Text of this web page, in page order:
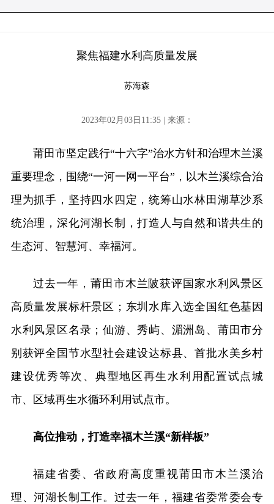
聚焦福建水利高质量发展
苏海森
2023年02月03日11:35 | 来源：
莆田市坚定践行“十六字”治水方针和治理木兰溪
重要理念，围绕“一河一网一平台”，以木兰溪综合治
理为抓手，坚持四水四定，统筹山水林田湖草沙系
统治理，深化河湖长制，打造人与自然和谐共生的
生态河、智慧河、幸福河。
过去一年，莆田市木兰陂获评国家水利风景区
高质量发展标杆景区；东圳水库入选全国红色基因
水利风景区名录；仙游、秀屿、湄洲岛、莆田市分
别获评全国节水型社会建设达标县、首批水美乡村
建设优秀等次、典型地区再生水利用配置试点城
市、区域再生水循环利用试点市。
高位推动，打造幸福木兰溪“新样板”
福建省委、省政府高度重视莆田市木兰溪治
理、河湖长制工作。过去一年，福建省委常委会专